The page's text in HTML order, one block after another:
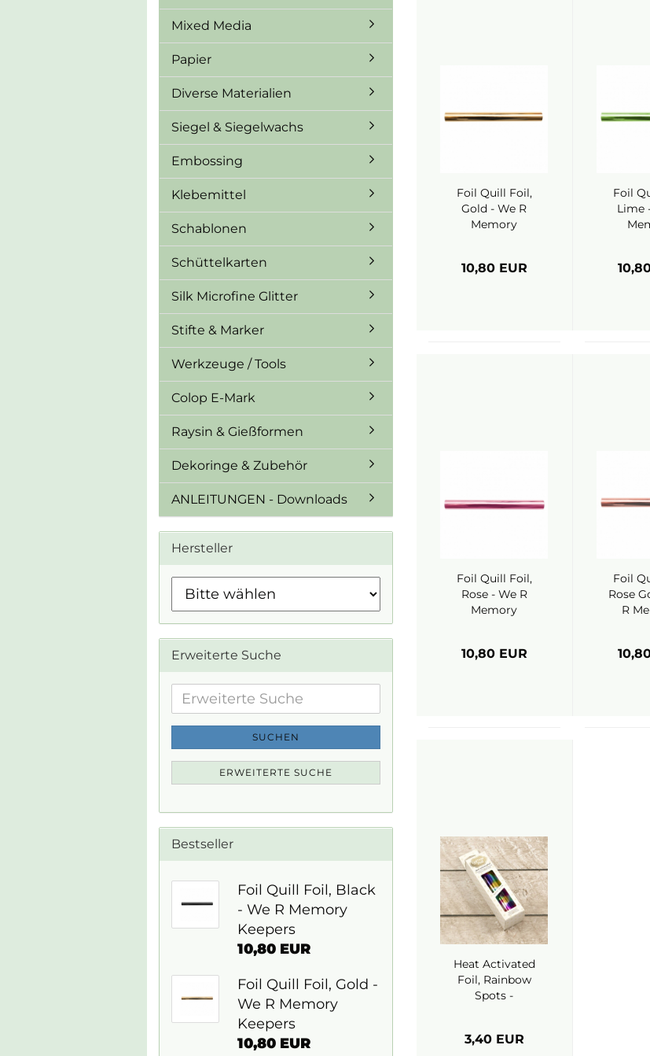
Foil Quill Foil,
Gold - We R
Memory
10,80 EUR
Foil
Lime
Foil Quill Foil,
Rose - We R
Memory
10,80 EUR
Foil
Rose
R
Heat Activated
Foil, Rainbow
Spots -
3,40 EUR
Mixed Media
Papier
Diverse Materialien
Siegel & Siegelwachs
Embossing
Klebemittel
Schablonen
Schüttelkarten
Silk Microfine Glitter
Stifte & Marker
Werkzeuge / Tools
Colop E-Mark
Raysin & Gießformen
Dekoringe & Zubehör
ANLEITUNGEN - Downloads
Hersteller
Erweiterte Suche
Erweiterte
Suche
SUCHEN
ERWEITERTE SUCHE
Bestseller
Foil Quill Foil, Black
- We R Memory
Keepers
10,80 EUR
Foil Quill Foil, Gold -
We R Memory
Keepers
10,80 EUR